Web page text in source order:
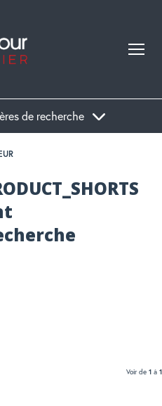
de recherche
Voir de 1 à 1